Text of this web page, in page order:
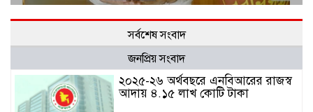
সর্বশেষ সংবাদ
জনপ্রিয় সংবাদ
২০২৫-২৬ অর্থবছরে এনবিআরের রাজস্ব
আদায় ৪.১৫ লাখ কোটি টাকা